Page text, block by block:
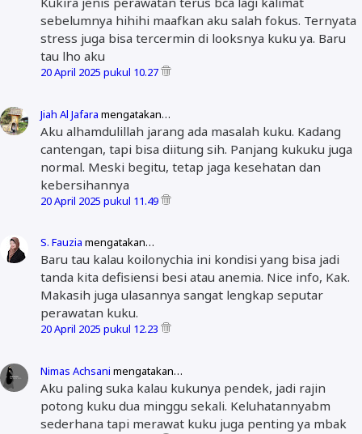
sebelumnya hihihi maafkan aku salah fokus. Ternyata
stress juga bisa tercermin di looksnya kuku ya. Baru
tau lho aku
20 April 2025 pukul 10.27
Jiah Al Jafara mengatakan…
Aku alhamdulillah jarang ada masalah kuku. Kadang
cantengan, tapi bisa diitung sih. Panjang kukuku juga
normal. Meski begitu, tetap jaga kesehatan dan
kebersihannya
20 April 2025 pukul 11.49
S. Fauzia mengatakan…
Baru tau kalau koilonychia ini kondisi yang bisa jadi
tanda kita defisiensi besi atau anemia. Nice info, Kak.
Makasih juga ulasannya sangat lengkap seputar
perawatan kuku.
20 April 2025 pukul 12.23
Nimas Achsani mengatakan…
Aku paling suka kalau kukunya pendek, jadi rajin
potong kuku dua minggu sekali. Keluhatannyabm
sederhana tapi merawat kuku juga penting ya mbak